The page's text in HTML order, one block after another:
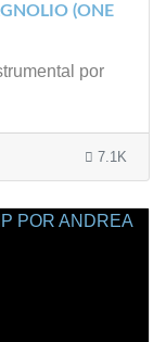
(ONE
por
7.1K